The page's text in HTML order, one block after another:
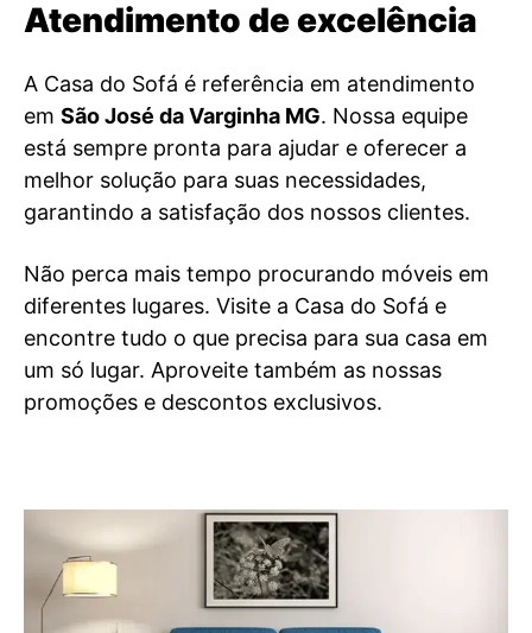
Atendimento de excelência
A Casa do Sofá é referência em atendimento
em São José da Varginha MG. Nossa equipe
está sempre pronta para ajudar e oferecer a
melhor solução para suas necessidades,
garantindo a satisfação dos nossos clientes.
Não perca mais tempo procurando móveis em
diferentes lugares. Visite a Casa do Sofá e
encontre tudo o que precisa para sua casa em
um só lugar. Aproveite também as nossas
promoções e descontos exclusivos.